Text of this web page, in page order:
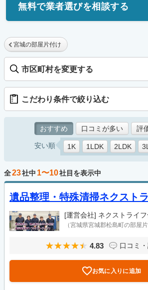
無料で業者選びを相談する
宮城の部屋片付け
市区町村を変更する
こだわり条件で絞り込む
おすすめ 口コミが多い 評
安い順 1K 1LDK 2LDK
全23社中 1〜10社目を表示中
遺品整理・特殊清掃ネクスト
[運営会社] ネクストライ
（宮城県宮城郡松島町の部屋片
4.83 口コミ
お気に入りに追加